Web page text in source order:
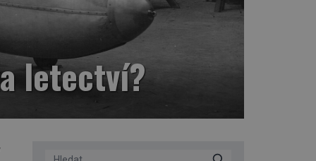
letectví?